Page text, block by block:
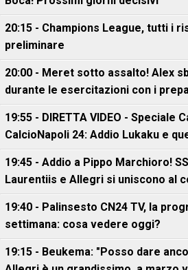
20:15 - Champions League, tutti i
preliminare
20:00 - Meret sotto assalto! Alex
durante le esercitazioni con i
19:55 - DIRETTA VIDEO - Speciale
CalcioNapoli 24: Addio Lukaku e
19:45 - Addio a Pippo Marchioro!
Laurentiis e Allegri si uniscono al
19:40 - Palinsesto CN24 TV, la
settimana: cosa vedere oggi?
19:15 - Beukema: "Posso dare